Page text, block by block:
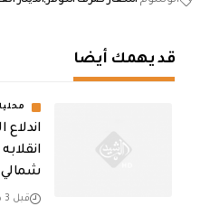
قد يهمك أيضا
شمالي
قبل 3 دقائق